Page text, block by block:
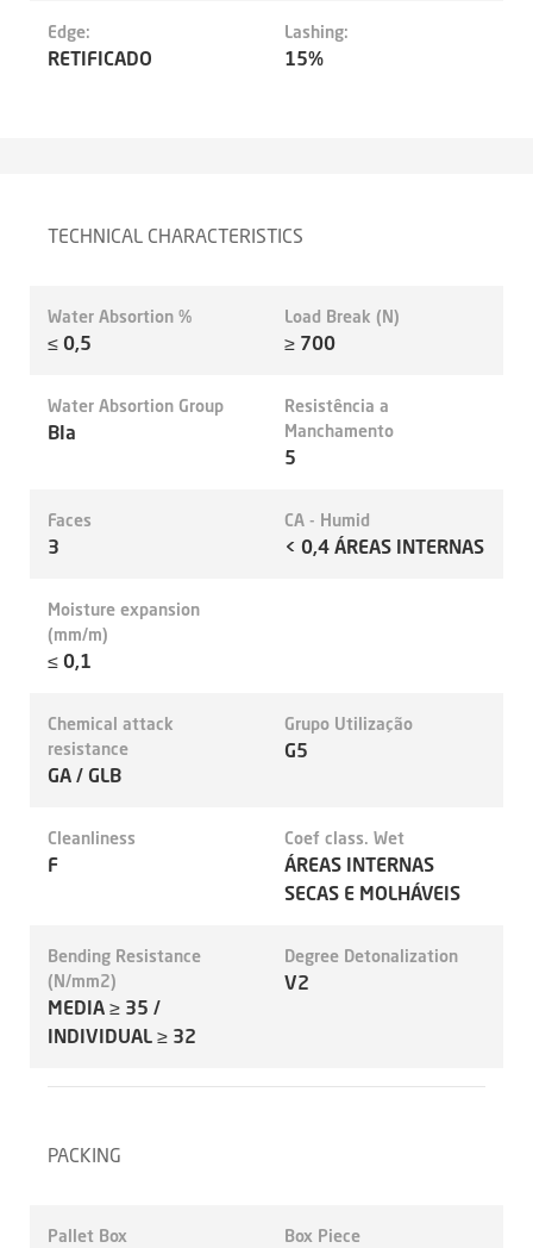
Edge:
RETIFICADO
Lashing:
15%
TECHNICAL CHARACTERISTICS
Water Absortion %
≤ 0,5
Load Break (N)
≥ 700
Water Absortion Group
BIa
Resistência a
Manchamento
5
Faces
3
CA - Humid
< 0,4 ÁREAS INTERNAS
Moisture expansion
(mm/m)
≤ 0,1
Chemical attack
resistance
GA / GLB
Grupo Utilização
G5
Cleanliness
F
Coef class. Wet
ÁREAS INTERNAS
SECAS E MOLHÁVEIS
Bending Resistance
(N/mm2)
MEDIA ≥ 35 /
INDIVIDUAL ≥ 32
Degree Detonalization
V2
PACKING
Pallet Box Box Piece